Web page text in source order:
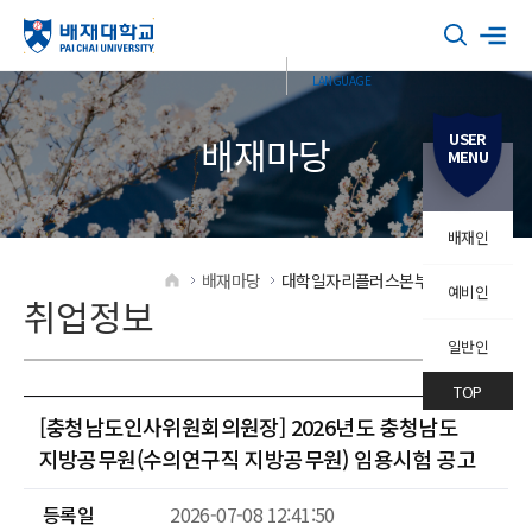
배재마당
취업정보HOME
배재마당 대학일자리플러스본부 취업정보
[충청남도인사위원회의원장] 2026년도 충청남도
지방공무원(수의연구직 지방공무원) 임용시험 공고
등록일
2026-07-08 12:41:50
USER
MENU
배재인
예비인
일반인
TOP